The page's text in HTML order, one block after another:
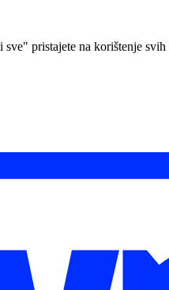
pristajete na korištenje svih